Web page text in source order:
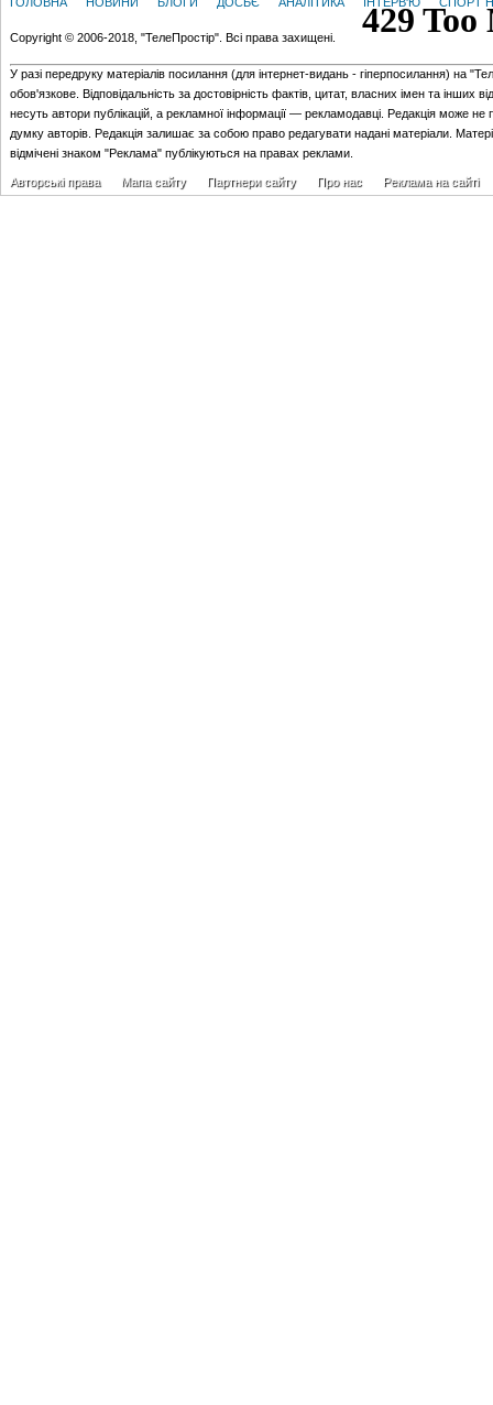
Copyright © 2006-2018, "ТелеПростір". Всі права захищені.
У разі передруку матеріалів посилання (для iнтернет-видань - гiперпосилання) на
обов'язкове. Відповідальність за достовірність фактів, цитат, власних імен та інших
несуть автори публікацій, а рекламної інформації — рекламодавці. Редакція може не
думку авторів. Редакція залишає за собою право редагувати надані матеріали.
відмічені знаком "Реклама" публікуються на правах реклами.
Авторські права Мапа сайту Партнери сайту Про нас Реклама на сайті